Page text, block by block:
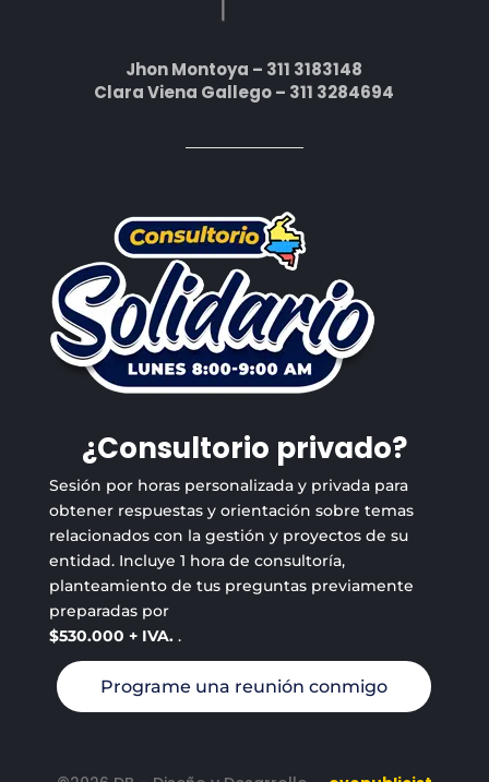
Jhon Montoya – 311 3183148
Clara Viena Gallego – 311 3284694
¿Consultorio privado?
Sesión por horas personalizada y privada para
obtener respuestas y orientación sobre temas
relacionados con la gestión y proyectos de su
entidad. Incluye 1 hora de consultoría,
planteamiento de tus preguntas previamente
preparadas por
$530.000 + IVA. .
Programe una reunión conmigo